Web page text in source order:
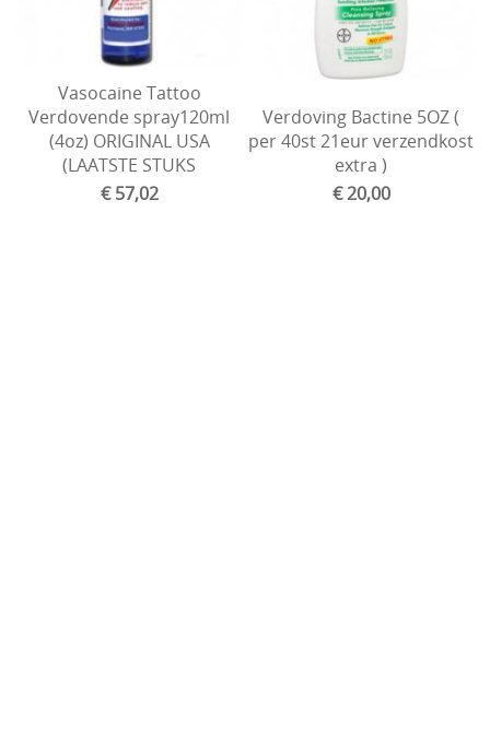
Vasocaine Tattoo
Verdovende spray120ml
(4oz) ORIGINAL USA
(LAATSTE STUKS
€ 57,02
Verdoving Bactine 5OZ (
per 40st 21eur verzendkost
extra )
€ 20,00